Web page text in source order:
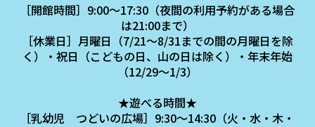
［開館時間］9:00～17:30（夜間の利用予約がある場合
は21:00まで）
［休業日］月曜日（7/21～8/31までの間の月曜日を除
く）・祝日（こどもの日、山の日は除く）・年末年始
（12/29～1/3）
★遊べる時間★
［乳幼児 つどいの広場］9:30～14:30（火・水・木・